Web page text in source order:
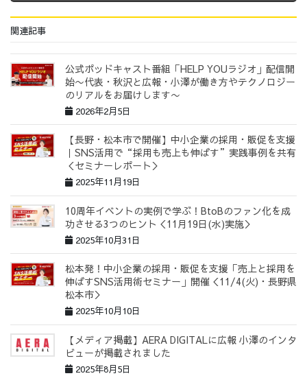
関連記事
公式ポッドキャスト番組「HELP YOUラジオ」配信開
始〜代表・秋沢と広報・小澤が働き方やテクノロジー
のリアルをお届けします〜
2026年2月5日
【長野・松本市で開催】中小企業の採用・販促を支援
｜SNS活用で“採用も売上も伸ばす”実践事例を共有
＜セミナーレポート＞
2025年11月19日
10周年イベントの実例で学ぶ！BtoBのファン化を成
功させる3つのヒント＜11月19日(水)実施＞
2025年10月31日
松本発！中小企業の採用・販促を支援「売上と採用を
伸ばすSNS活用術セミナー」開催＜11/4(火)・長野県
松本市＞
2025年10月10日
【メディア掲載】AERA DIGITALに広報 小澤のインタ
ビューが掲載されました
2025年8月5日